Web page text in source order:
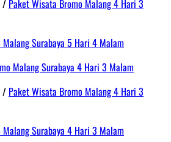
/ Paket Wisata Bromo Malang 4 Hari 3
Surabaya 5 Hari 4 Malam
/ Paket Wisata Bromo Malang 4 Hari 3
Surabaya 4 Hari 3 Malam